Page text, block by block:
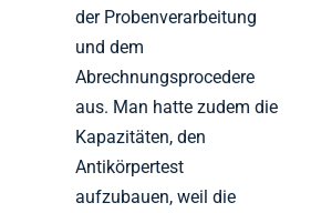
der Probenverarbeitung
und dem
Abrechnungsprocedere
aus. Man hatte zudem die
Kapazitäten, den
Antikörpertest
aufzubauen, weil die